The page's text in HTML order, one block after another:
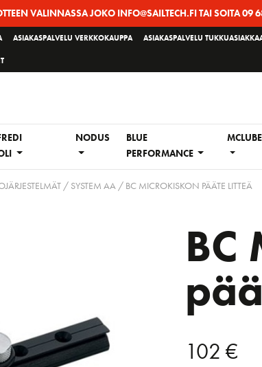
VALINNASSA JOKO INFO@SAILTECH.FI TAI SOITA
ASIAKASPALVELU VERKKOKAUPPA ASIAKASPALVELU
NODUS
BLUE
PERFORMANCE
/ SYSTEM AA/ BC MICROKISKON PÄÄTE LITTEÄ
BC
102 €